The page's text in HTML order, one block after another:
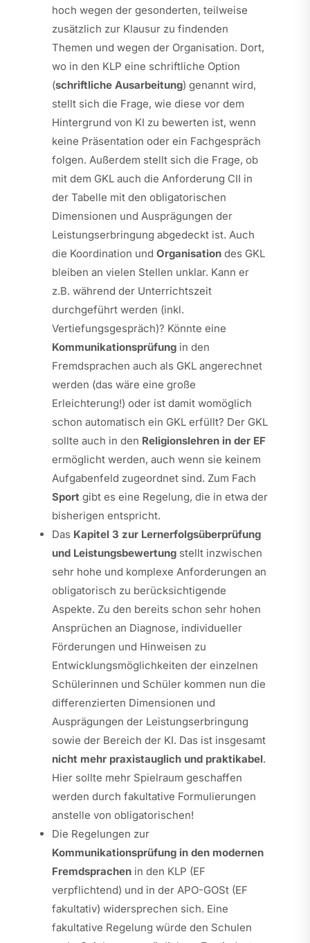
hoch wegen der gesonderten, teilweise
zusätzlich zur Klausur zu findenden
Themen und wegen der Organisation. Dort,
wo in den KLP eine schriftliche Option
(schriftliche Ausarbeitung) genannt wird,
stellt sich die Frage, wie diese vor dem
Hintergrund von KI zu bewerten ist, wenn
keine Präsentation oder ein Fachgespräch
folgen. Außerdem stellt sich die Frage, ob
mit dem GKL auch die Anforderung CII in
der Tabelle mit den obligatorischen
Dimensionen und Ausprägungen der
Leistungserbringung abgedeckt ist. Auch
die Koordination und Organisationdes GKL
bleiben an vielen Stellen unklar. Kann er
z.B. während der Unterrichtszeit
durchgeführt werden (inkl.
Vertiefungsgespräch)? Könnte eine
Kommunikationsprüfungin den
Fremdsprachen auch als GKL angerechnet
werden (das wäre eine große
Erleichterung!) oder ist damit womöglich
schon automatisch ein GKL erfüllt? Der GKL
sollte auch in den Religionslehren in der EF
ermöglicht werden, auch wenn sie keinem
Aufgabenfeld zugeordnet sind. Zum Fach
Sport gibt es eine Regelung, die in etwa der
bisherigen entspricht.
Das Kapitel 3 zur Lernerfolgsüberprüfung
und Leistungsbewertung stellt inzwischen
sehr hohe und komplexe Anforderungen an
obligatorisch zu berücksichtigende
Aspekte. Zu den bereits schon sehr hohen
Ansprüchen an Diagnose, individueller
Förderungen und Hinweisen zu
Entwicklungsmöglichkeiten der einzelnen
Schülerinnen und Schüler kommen nun die
differenzierten Dimensionen und
Ausprägungen der Leistungserbringung
sowie der Bereich der KI. Das ist insgesamt
nicht mehr praxistauglich und praktikabel.
Hier sollte mehr Spielraum geschaffen
werden durch fakultative Formulierungen
anstelle von obligatorischen!
Die Regelungen zur
Kommunikationsprüfung in den modernen
Fremdsprachenin den KLP (EF
verpflichtend) und in der APO-GOSt (EF
fakultativ) widersprechen sich. Eine
fakultative Regelung würde den Schulen